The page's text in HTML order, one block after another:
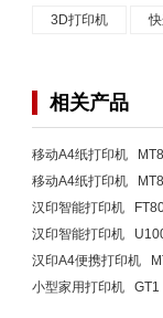
3D打印机
相关产品
移动A4纸打印机
移动A4纸打印机
汉印智能打印机
汉印智能打印机
汉印A4便携打印机
小型家用打印机 GT1